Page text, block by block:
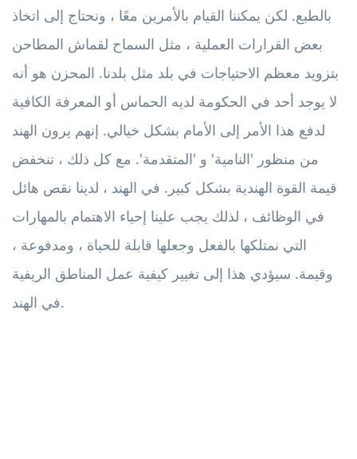
بالطبع. لكن يمكننا القيام بالأمرين معًا ، ونحتاج إلى اتخاذ
بعض القرارات العملية ، مثل السماح لقماش المطاحن
بتزويد معظم الاحتياجات في بلد مثل بلدنا. المحزن هو أنه
لا يوجد أحد في الحكومة لديه الحماس أو المعرفة الكافية
لدفع هذا الأمر إلى الأمام بشكل خيالي. إنهم يرون الهند
من منظور 'النامية' و 'المتقدمة'. مع كل ذلك ، تنخفض
قيمة القوة الهندية بشكل كبير. في الهند ، لدينا نقص هائل
في الوظائف ، لذلك يجب علينا إحياء الاهتمام بالمهارات
التي نمتلكها بالفعل وجعلها قابلة للحياة ، ومدفوعة ،
وقيمة. سيؤدي هذا إلى تغيير كيفية عمل المناطق الريفية
في الهند.